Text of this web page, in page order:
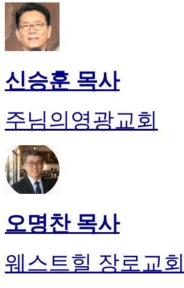
신승훈 목사
주님의영광교회
오명찬 목사
웨스트힐 장로교회